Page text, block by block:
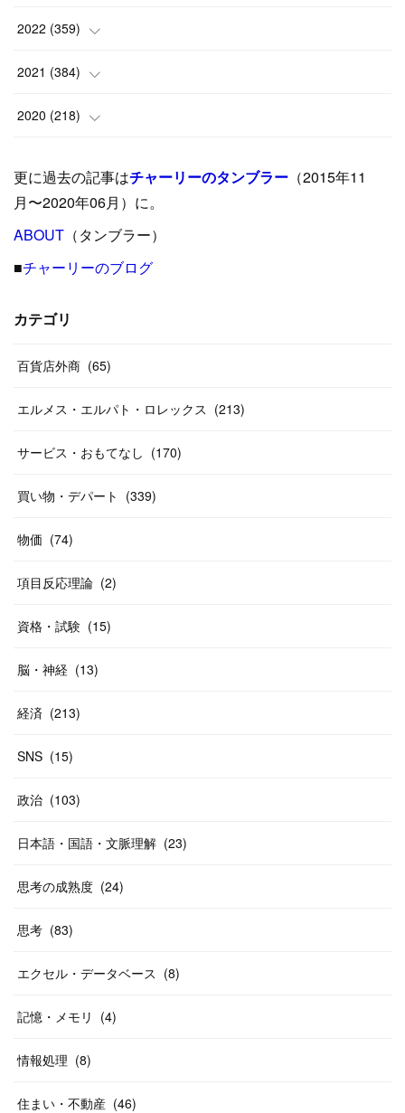
(6)
(9 )
( 5 )
( 15
(24)
(8 )
(17
(12)
(10)
(18)
(17)
)
(12)
19)
(13
(14)
(25)
(17)
(35)
(33 )
(26)
27)
(29
(24)
(26
2022 (359)
(42)
(37)
(31)
(31)
31
(26
(20)
(14
(46
2021 (384)
(9)
(39)
( 23)
40
(55
(38)
(20
(31
58)
10
2020 (218)
(24)
( 42)
(33
(46)
(20
更に過去の記事はチャーリーのタンブラー （2015年11
月〜2020年06月）に。
ABOUT （タンブラー）
■チャーリーのブログ
カテゴリ
百貨店外商 (65)
エルメス・エルパト・ロレックス (213)
サービス・おもてなし (170)
買い物・デパート (339)
物価 (74)
項目反応理論 (2)
資格・試験 (15)
脳・神経 (13)
経済 (213)
SNS (15)
政治 (103)
日本語・国語・文脈理解 (23)
思考の成熟度 (24)
思考 (83)
エクセル・データベース (8)
記憶・メモリ (4)
情報処理 (8)
住まい・不動産 (46)